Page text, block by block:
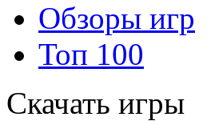
Обзоры игр
Топ 100
Скачать игры